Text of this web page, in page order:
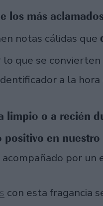
los más
notas cálidas que
lo que se convierten
a la
limpio o a recién
positivo en
por un
con esta fragancia